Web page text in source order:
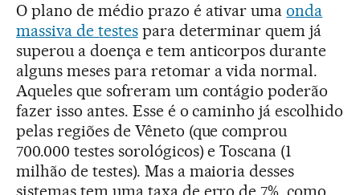
O plano de médio prazo é ativar umaonda
massiva de testespara determinar quem já
superou a doença e tem anticorpos durante
alguns meses para retomar a vida normal.
Aqueles que sofreram um contágio poderão
fazer isso antes. Esse é o caminho já escolhido
pelas regiões de Vêneto (que comprou
700.000 testes sorológicos) e Toscana (1
milhão de testes). Mas a maioria desses
sistemas tem uma taxa de erro de 7%, como